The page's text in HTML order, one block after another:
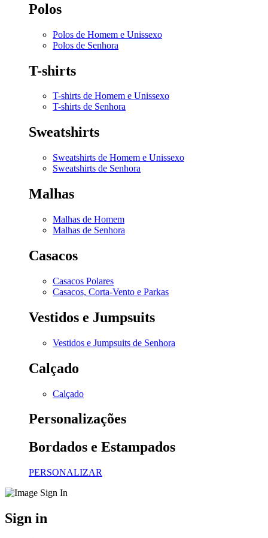
Polos
Polos de Homem e Unissexo
Polos de Senhora
T-shirts
T-shirts de Homem e Unissexo
T-shirts de Senhora
Sweatshirts
Sweatshirts de Homem e Unissexo
Sweatshirts de Senhora
Malhas
Malhas de Homem
Malhas de Senhora
Casacos
Casacos Polares
Casacos, Corta-Vento e Parkas
Vestidos e Jumpsuits
Vestidos e Jumpsuits de Senhora
Calçado
Calçado
Personalizações
Bordados e Estampados
PERSONALIZAR
Sign in